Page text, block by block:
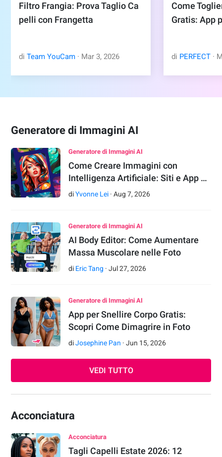
Filtro Frangia: Prova Taglio Ca
pelli con Frangetta
diTeam YouCam · Mar 3, 2026
Come
Gratis: App
di PERFECT ·
Generatore di Immagini AI
Generatore di Immagini AI
Come Creare Immagini con
Intelligenza Artificiale: Siti e App …
diYvonne Lei ·Aug 7,2026
Generatore di Immagini AI
AI Body Editor: Come Aumentare
Massa Muscolare nelle Foto
di Eric Tang ·Jul 27,2026
Generatore di Immagini AI
App per Snellire Corpo Gratis:
Scopri Come Dimagrire in Foto
diJosephine Pan ·Jun 15,2026
VEDI TUTTO
Acconciatura
Acconciatura
Tagli Capelli Estate 2026: 12